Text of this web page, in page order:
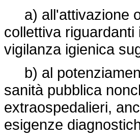
a) all'attivazione o
collettiva
vigilanza igienica
b) al
sanità pubblica
extraospedalieri,
esigenze